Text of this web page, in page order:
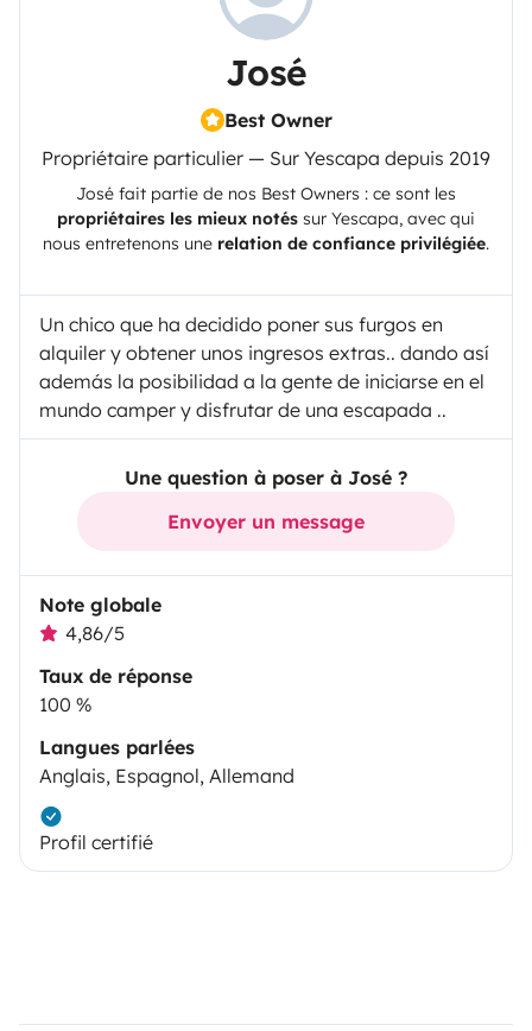
José
Best Owner
Propriétaire particulier — Sur Yescapa depuis 2019
José fait partie de nos Best Owners : ce sont les
propriétaires les mieux notés sur Yescapa, avec qui
nous entretenons une relation de confiance privilégiée.
Un chico que ha decidido poner sus furgos en
alquiler y obtener unos ingresos extras.. dando así
además la posibilidad a la gente de iniciarse en el
mundo camper y disfrutar de una escapada ..
Une question à poser à José ?
Envoyer un message
Note globale
4,86/5
Taux de réponse
100 %
Langues parlées
Anglais, Espagnol, Allemand
Profil certifié